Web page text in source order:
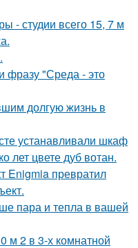
- студии всего 15, 7 м
фразу "Среда - это
долгую жизнь в
устанавливали шкаф
лет цвете дуб вотан.
Enigmia превратил
пара и тепла в вашей
м 2 в 3-х комнатной